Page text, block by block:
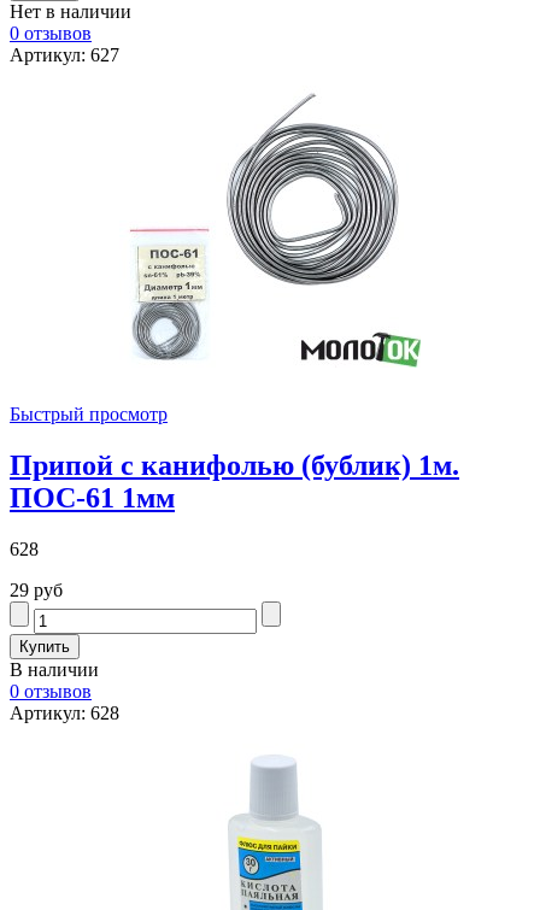
Нет в наличии
0 отзывов
Артикул: 627
Быстрый просмотр
Припой с канифолью (бублик) 1м.
ПОС-61 1мм
628
29 руб
В наличии
0 отзывов
Артикул: 628